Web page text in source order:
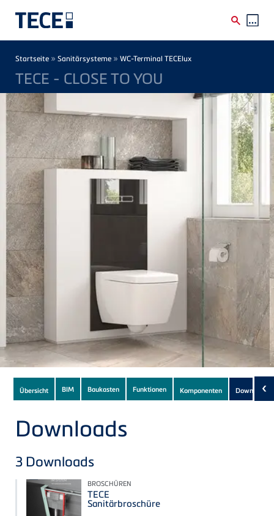
Breadcrumb
Startseite » Sanitärsysteme » WC-Terminal TECElux
TECE - CLOSE TO YOU
Subnavigation
of
current
Product
Übersicht BIM Baukasten Funktionen Komponenten Downloads
‹
Downloads
3 Downloads
BROSCHÜREN
TECE
Sanitärbroschüre